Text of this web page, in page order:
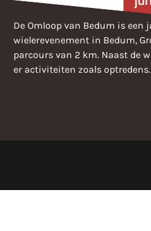
De Omloop van Bedum is een
wielerevenement in Bedum,
parcours van 2 km. Naast de
er activiteiten zoals optredens.